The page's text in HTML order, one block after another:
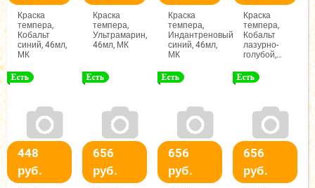
Краска
темпера,
Кобальт
синий, 46мл,
МК
Краска
темпера,
Ультрамарин,
46мл, МК
Краска
темпера,
Индантреновый
синий, 46мл,
МК
Краска
темпера,
Кобальт
лазурно-
голубой,
448
руб.
656
руб.
656
руб.
656
руб.